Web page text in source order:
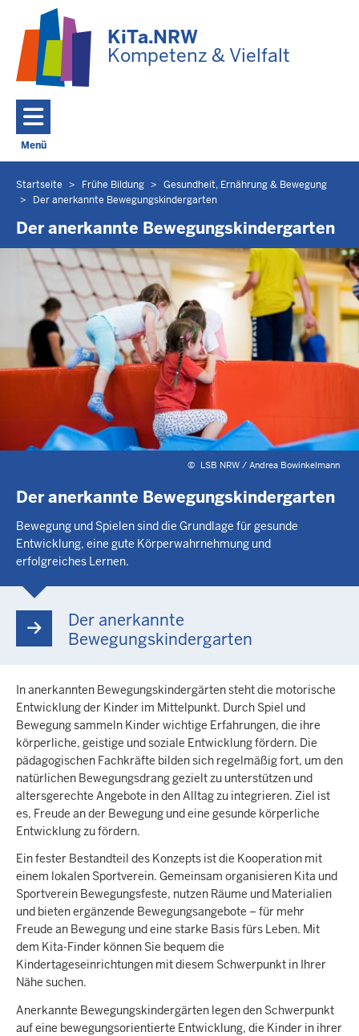
KiTa.NRW
Kompetenz & Vielfalt
Menü
Navigation aktivieren/deaktivieren: Hauptmenü
Sie
befinden
sich
hier
Startseite Frühe Bildung
Gesundheit, Ernährung & Bewegung
Der anerkannte Bewegungskindergarten
Der anerkannte Bewegungskindergarten
© LSB NRW / Andrea Bowinkelmann
Der anerkannte Bewegungskindergarten
Bewegung und Spielen sind die Grundlage für gesunde
Entwicklung, eine gute Körperwahrnehmung und
erfolgreiches Lernen.
Der anerkannte
Bewegungskindergarten
In anerkannten Bewegungskindergärten steht die motorische
Entwicklung der Kinder im Mittelpunkt. Durch Spiel und
Bewegung sammeln Kinder wichtige Erfahrungen, die ihre
körperliche, geistige und soziale Entwicklung fördern. Die
pädagogischen Fachkräfte bilden sich regelmäßig fort, um den
natürlichen Bewegungsdrang gezielt zu unterstützen und
altersgerechte Angebote in den Alltag zu integrieren. Ziel ist
es, Freude an der Bewegung und eine gesunde körperliche
Entwicklung zu fördern.
Ein fester Bestandteil des Konzepts ist die Kooperation mit
einem lokalen Sportverein. Gemeinsam organisieren Kita und
Sportverein Bewegungsfeste, nutzen Räume und Materialien
und bieten ergänzende Bewegungsangebote – für mehr
Freude an Bewegung und eine starke Basis fürs Leben. Mit
dem Kita-Finder können Sie bequem die
Kindertageseinrichtungen mit diesem Schwerpunkt in Ihrer
Nähe suchen.
Anerkannte Bewegungskindergärten legen den Schwerpunkt
auf eine bewegungsorientierte Entwicklung, die Kinder in ihrer